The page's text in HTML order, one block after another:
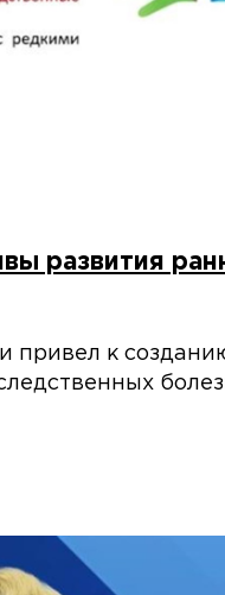
развития
привел к